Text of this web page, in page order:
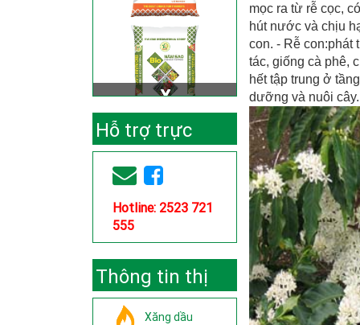
Hỗ trợ trực
tuyến
Hotline: 2523 721
555
Thông tin thị
trườngXăng dầu
mọc ra từ rễ cọc,
hút nước và chịu
con. - Rễ con:phát
tác, giống cà phê,
hết tập trung ở
dưỡng và nuôi cây.